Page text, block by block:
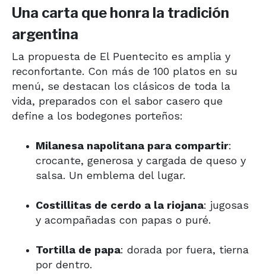
Una carta que honra la tradición
argentina
La propuesta de El Puentecito es amplia y
reconfortante. Con más de 100 platos en su
menú, se destacan los clásicos de toda la
vida, preparados con el sabor casero que
define a los bodegones porteños:
Milanesa napolitana para compartir:
crocante, generosa y cargada de queso y
salsa. Un emblema del lugar.
Costillitas de cerdo a la riojana: jugosas
y acompañadas con papas o puré.
Tortilla de papa: dorada por fuera, tierna
por dentro.